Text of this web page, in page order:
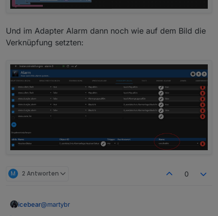
Und im Adapter Alarm dann noch wie auf dem Bild die
Verknüpfung setzten:
M 2 Antworten 0
icebear@martybr